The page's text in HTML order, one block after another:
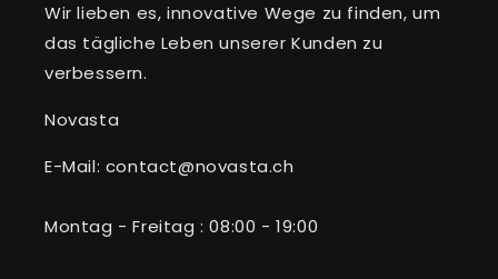
Wir lieben es, innovative Wege zu finden, um
das tägliche Leben unserer Kunden zu
verbessern.
Novasta
E-Mail: contact@novasta.ch
Montag - Freitag : 08:00 - 19:00